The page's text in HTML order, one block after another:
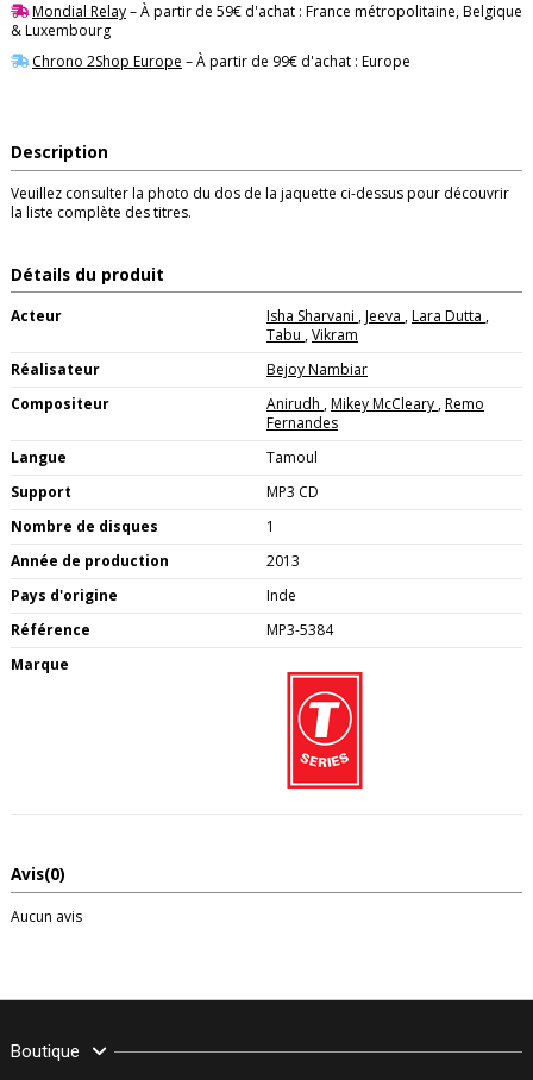
Mondial Relay– À partir de 59€ d'achat : France métropolitaine, Belgique
& Luxembourg
Chrono 2Shop Europe – À partir de 99€ d'achat : Europe
Description
Veuillez consulter la photo du dos de la jaquette ci-dessus pour découvrir
la liste complète des titres.
Détails du produit
Acteur Isha Sharvani ,Jeeva ,Lara Dutta ,
Tabu ,Vikram
Réalisateur
Bejoy Nambiar
Compositeur
Anirudh ,Mikey McCleary ,Remo
Fernandes
Langue
Tamoul
Support
MP3 CD
Nombre de disques
1
Année de production
2013
Pays d'origine
Inde
Référence
MP3-5384
Marque
Avis(0)
Aucun avis
Boutique